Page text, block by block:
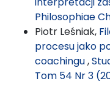
Philosophiae
Piotr Leśniak,
procesu jako
coachingu,
Tom 54 Nr 3